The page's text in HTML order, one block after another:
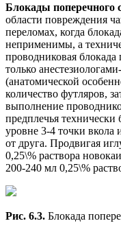
Блокады поперечного
области повреждения
переломах, когда
неприменимы, а
проводниковая блокада
только
(анатомической
количество футляров,
выполнение
предплечья
уровне 3-4 точки
от друга. Продвигая
0,25\% раствора
200-240 мл 0,25\%
Рис. 6.3. Блокада